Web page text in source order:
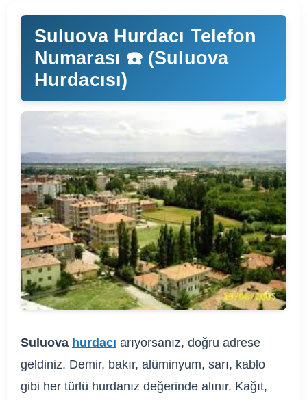
Suluova Hurdacı Telefon
Numarası ☎️ (Suluova
Hurdacısı)
Suluova hurdacı arıyorsanız, doğru adrese
geldiniz. Demir, bakır, alüminyum, sarı, kablo
gibi her türlü hurdanız değerinde alınır. Kağıt,